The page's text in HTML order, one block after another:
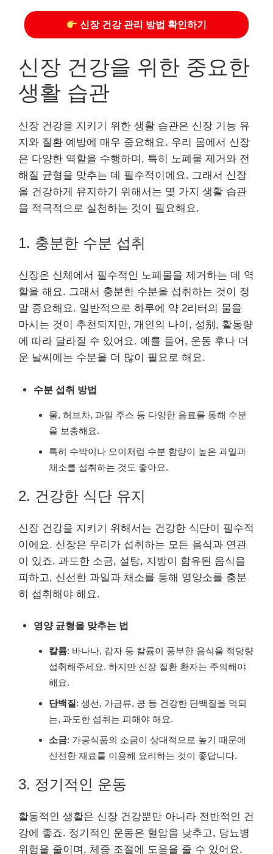
신장 건강 관리 방법 확인하기
신장 건강을 위한 중요한
생활 습관
신장 건강을 지키기 위한 생활 습관은 신장 기능 유
지와 질환 예방에 매우 중요해요. 우리 몸에서 신장
은 다양한 역할을 수행하며, 특히 노폐물 제거와 전
해질 균형을 맞추는 데 필수적이에요. 그래서 신장
을 건강하게 유지하기 위해서는 몇 가지 생활 습관
을 적극적으로 실천하는 것이 필요해요.
1. 충분한 수분 섭취
신장은 신체에서 필수적인 노폐물을 제거하는 데 역
할을 해요. 그래서 충분한 수분을 섭취하는 것이 정
말 중요해요. 일반적으로 하루에 약 2리터의 물을
마시는 것이 추천되지만, 개인의 나이, 성别, 활동량
에 따라 달라질 수 있어요. 예를 들어, 운동 후나 더
운 날씨에는 수분을 더 많이 필요로 해요.
수분 섭취 방법
물, 허브차, 과일 주스 등 다양한 음료를 통해 수분
을 보충해요.
특히 수박이나 오이처럼 수분 함량이 높은 과일과
채소를 섭취하는 것도 좋아요.
2. 건강한 식단 유지
신장 건강을 지키기 위해서는 건강한 식단이 필수적
이에요. 신장은 우리가 섭취하는 모든 음식과 연관
이 있죠. 과도한 소금, 설탕, 지방이 함유된 음식을
피하고, 신선한 과일과 채소를 통해 영양소를 충분
히 섭취해야 해요.
영양 균형을 맞추는 법
칼륨: 바나나, 감자 등 칼륨이 풍부한 음식을 적당량
섭취해주세요. 하지만 신장 질환 환자는 주의해야
해요.
단백질: 생선, 가금류, 콩 등 건강한 단백질을 먹되
는, 과도한 섭취는 피해야 해요.
소금: 가공식품의 소금이 상대적으로 높기 때문에
신선한 재료를 이용해 요리하는 것이 좋답니다.
3. 정기적인 운동
활동적인 생활은 신장 건강뿐만 아니라 전반적인 건
강에 좋죠. 정기적인 운동은 혈압을 낮추고, 당뇨병
위험을 줄이며, 체중 조절에 도움을 줄 수 있어요.